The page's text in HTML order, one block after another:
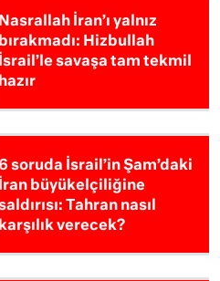
Nasrallah İran’ı yalnız
bırakmadı: Hizbullah
İsrail’le savaşa tam tekmil
hazır
6 soruda İsrail’in Şam’daki
İran büyükelçiliğine
Tahran nasıl
karşılık verecek?